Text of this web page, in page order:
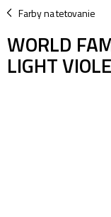
Farby na tetovanie
/
WORLD
LIGHT